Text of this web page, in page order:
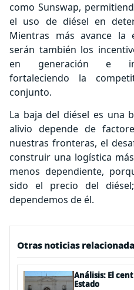
como Sunswap,
el uso de diésel en
Mientras más avance la
serán también los
en generación e
fortaleciendo la
conjunto.
La baja del diésel es una
alivio depende de
nuestras fronteras, el
construir una logística
menos dependiente,
sido el precio del
dependemos de él.
Otras noticias
Análisis: El
Estado